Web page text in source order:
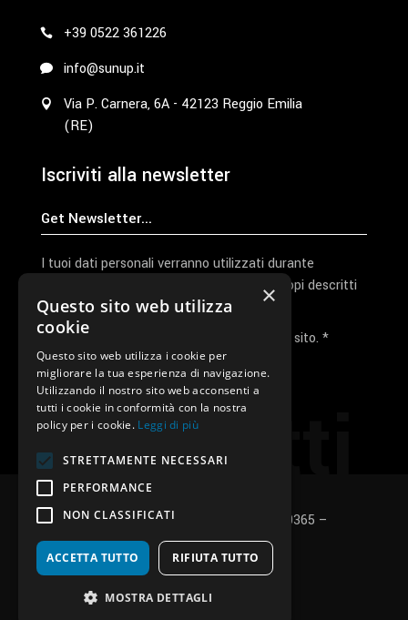
Contatti
+39 0522 361226
info@sunup.it
Via P. Carnera, 6A - 42123 Reggio Emilia
(RE)
Iscriviti alla newsletter
I tuoi dati personali verranno utilizzati durante
l'elaborazione della richiesta e per altri scopi descritti
nella nostraprivacy policy
Ho letto e accetto la privacy policy del sito. *
Invia I Dati
SUNUP S.r.l. – P.Iva e C.F.: 03496530365 –
Privacy policy –Cookies policy
fb in
×
Questo sito web utilizza
cookie
Questo sito web utilizza i cookie per
migliorare la tua esperienza di navigazione.
Utilizzando il nostro sito web acconsenti a
tutti i cookie in conformità con la nostra
policy per i cookie. Leggi di più
STRETTAMENTE NECESSARI
PERFORMANCE
NON CLASSIFICATI
ACCETTA TUTTO RIFIUTA TUTTO
MOSTRA DETTAGLI